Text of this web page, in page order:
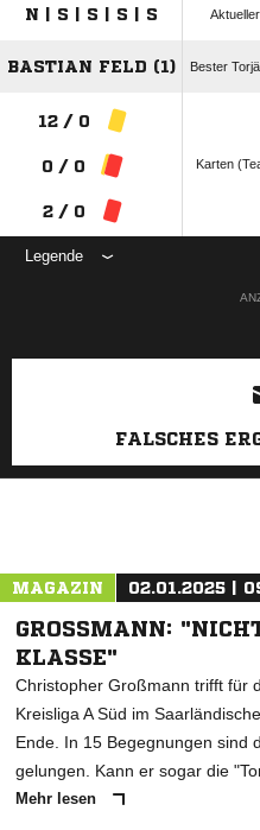
N | S | S | S | S
BASTIAN FELD (1) Bester
12 / 0
0 / 0
2 / 0
Karten
Legende
FALSCHES
MAGAZIN 02.01.2025 |
GROSSMANN:
LASSE"
Christopher Großmann trifft für
Kreisliga A Süd im
Ende. In 15 Begegnungen sind
gelungen. Kann er sogar die
Mehr lesen